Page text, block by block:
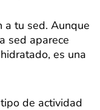
a tu sed. Aunque
sed aparece
es una
de actividad